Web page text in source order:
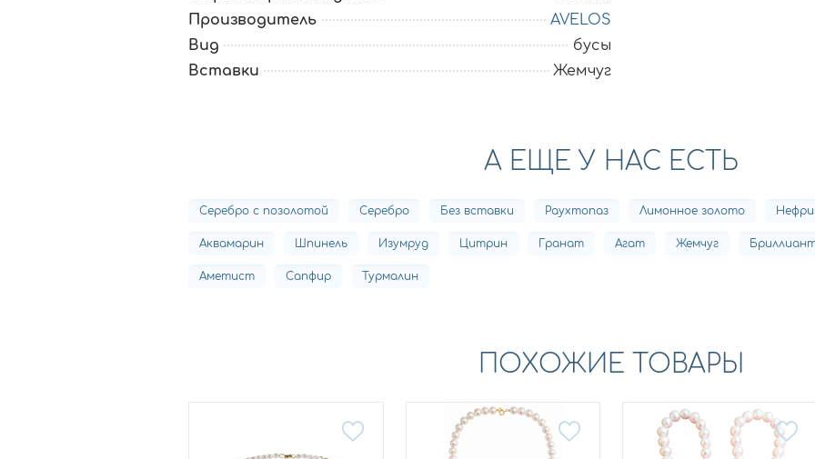
Производитель
AVELOS
Вид
бусы
Вставки
Жемчуг
А ЕЩЕ У НАС ЕСТЬ
Серебро с позолотой Серебро Без вставки Раухтопаз Лимонное золото
Аквамарин Шпинель Изумруд Цитрин Гранат Агат Жемчуг
Аметист Сапфир Турмалин
ПОХОЖИЕ ТОВАРЫ